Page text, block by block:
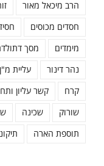
הרב מיכאל מאור
חסדים מכוסים
מימדים
מסך
נהר דינור
עליית מ"ן
קרח
קשר עליון
שורוק
שכינה
תוספת הארה